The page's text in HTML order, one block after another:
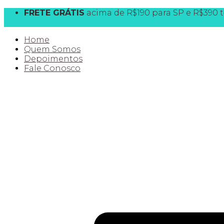
FRETE GRÁTIS acima de R$190 para SP e R$390
Home
Quem Somos
Depoimentos
Fale Conosco